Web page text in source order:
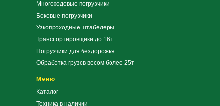
Многоходовые погрузчики
Боковые погрузчики
Узкопроходные штабелеры
Транспортировщики до 16т
Погрузчики для бездорожья
Обработка грузов весом более 25т
Меню
Каталог
Техника в наличии